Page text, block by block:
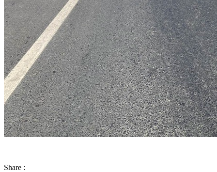
Share :